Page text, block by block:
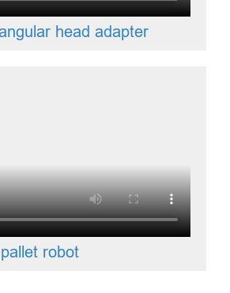
head adapter
robot